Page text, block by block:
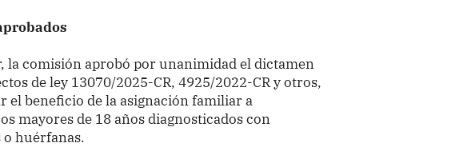
la comisión aprobó por unanimidad el dictamen
de ley 13070/2025-CR, 4925/2022-CR y otros,
el beneficio de la asignación familiar a
mayores de 18 años diagnosticados con
huérfanas.